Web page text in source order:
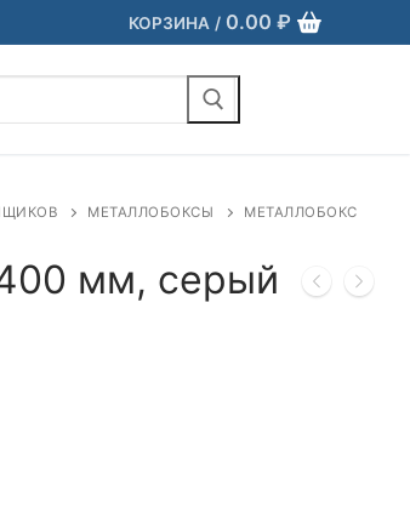
КОРЗИНА / 0.00 ₽
МЕТАЛЛОБОКСЫ
МЕТАЛЛОБОКС
мм, серый